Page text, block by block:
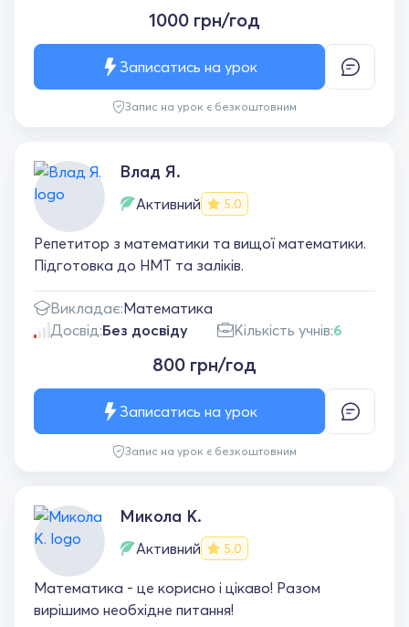
1000 грн/год
Запис на урок є безкоштовним
Записатись на урок
Влад Я.
Активний 5.0
Репетитор з математики та вищої математики.
Підготовка до НМТ та заліків.
Викладає:Математика
Досвід:Без досвіду Кількість учнів:6
800 грн/год
Запис на урок є безкоштовним
Записатись на урок
Микола К.
Активний 5.0
Математика - це корисно і цікаво! Разом
вирішимо необхідне питання!